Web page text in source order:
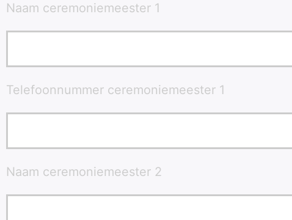
Naam ceremoniemeester 1
Telefoonnummer ceremoniemeester 1
Naam ceremoniemeester 2